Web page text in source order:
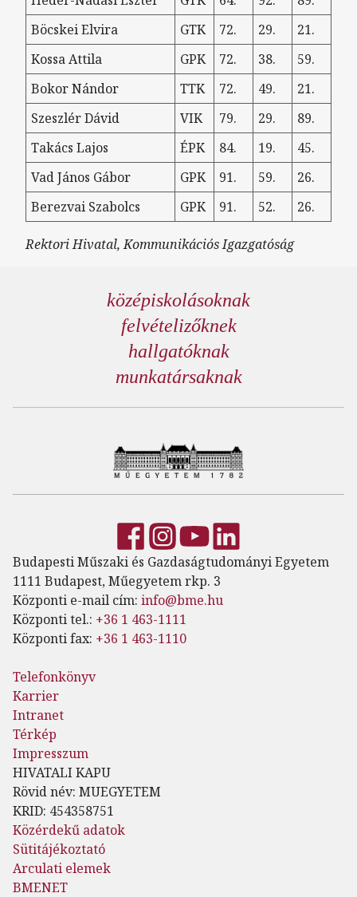
Böcskei Elvira
GTK 72. 29.
21.
Kossa Attila
GPK 72. 38.
59.
Bokor Nándor
TTK 72. 49.
21.
Szeszlér Dávid
VIK 79. 29.
89.
Takács Lajos
ÉPK 84. 19.
45.
Vad János Gábor
GPK 91. 59.
26.
Berezvai Szabolcs
GPK 91. 52. 26.
Rektori Hivatal, Kommunikációs Igazgatóság
középiskolásoknak
felvételizőknek
hallgatóknak
munkatársaknak
Budapesti Műszaki és Gazdaságtudományi Egyetem
1111 Budapest, Műegyetem rkp. 3
Központi e-mail cím: info@bme.hu
Központi tel.: +36 1 463-1111
Központi fax: +36 1 463-1110
Telefonkönyv
Karrier
Intranet
Térkép
Impresszum
HIVATALI KAPU
Rövid név: MUEGYETEM
KRID: 454358751
Közérdekű adatok
Sütitájékoztató
Arculati elemek
BMENET